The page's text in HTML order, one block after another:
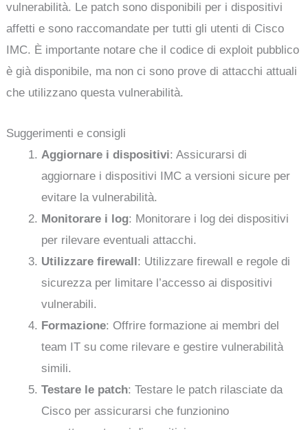
vulnerabilità. Le patch sono disponibili per i dispositivi
affetti e sono raccomandate per tutti gli utenti di Cisco
IMC. È importante notare che il codice di exploit pubblico
è già disponibile, ma non ci sono prove di attacchi attuali
che utilizzano questa vulnerabilità.
Suggerimenti e consigli
Aggiornare i dispositivi: Assicurarsi di
aggiornare i dispositivi IMC a versioni sicure per
evitare la vulnerabilità.
Monitorare i log: Monitorare i log dei dispositivi
per rilevare eventuali attacchi.
Utilizzare firewall: Utilizzare firewall e regole di
sicurezza per limitare l’accesso ai dispositivi
vulnerabili.
Formazione: Offrire formazione ai membri del
team IT su come rilevare e gestire vulnerabilità
simili.
Testare le patch: Testare le patch rilasciate da
Cisco per assicurarsi che funzionino